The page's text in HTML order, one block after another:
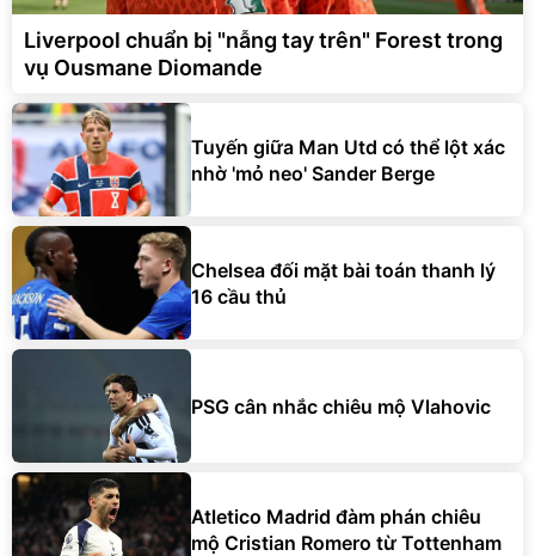
Liverpool chuẩn bị "nẫng tay trên" Forest trong
vụ Ousmane Diomande
Tuyến giữa Man Utd có thể lột xác
nhờ 'mỏ neo' Sander Berge
Chelsea đối mặt bài toán thanh lý
16 cầu thủ
PSG cân nhắc chiêu mộ Vlahovic
Atletico Madrid đàm phán chiêu
mộ Cristian Romero từ Tottenham